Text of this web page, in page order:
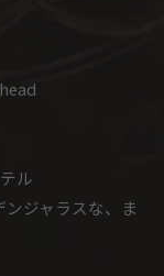
ル
ジャラスな、ま